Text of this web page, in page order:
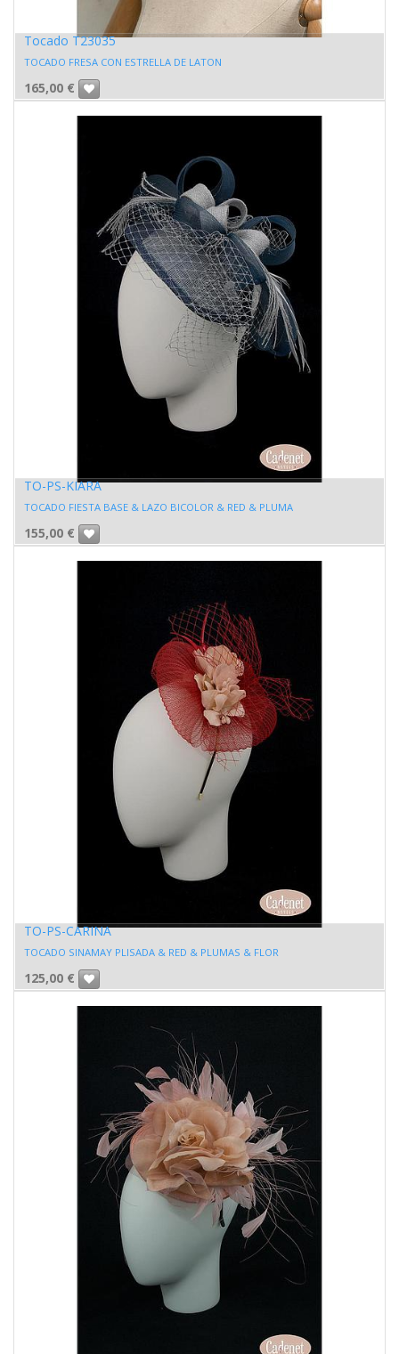
Tocado T23035
TOCADO FRESA CON ESTRELLA DE LATON
165,00 €
TO-PS-KIARA
TOCADO FIESTA BASE & LAZO BICOLOR & RED & PLUMA
155,00 €
TO-PS-CARINA
TOCADO SINAMAY PLISADA & RED & PLUMAS & FLOR
125,00 €